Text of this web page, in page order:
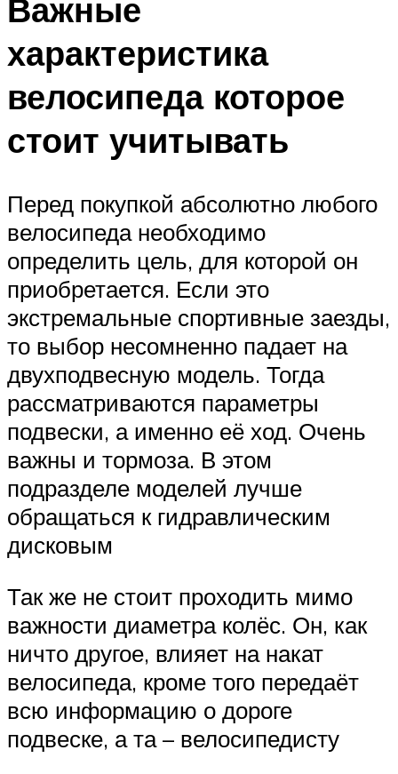
Важные
характеристика
велосипеда которое
стоит учитывать
Перед покупкой абсолютно любого
велосипеда необходимо
определить цель, для которой он
приобретается. Если это
экстремальные спортивные заезды,
то выбор несомненно падает на
двухподвесную модель. Тогда
рассматриваются параметры
подвески, а именно её ход. Очень
важны и тормоза. В этом
подразделе моделей лучше
обращаться к гидравлическим
дисковым
Так же не стоит проходить мимо
важности диаметра колёс. Он, как
ничто другое, влияет на накат
велосипеда, кроме того передаёт
всю информацию о дороге
подвеске, а та – велосипедисту